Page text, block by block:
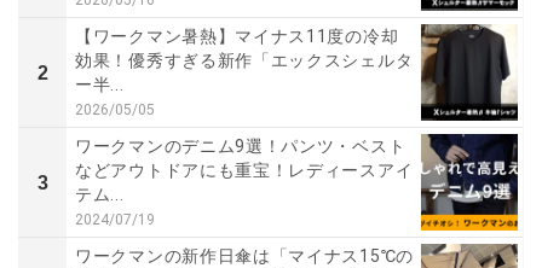
2
【ワークマン暑熱】マイナス11度の冷却
効果！優秀すぎる新作「エックスシェルタ
ー半...
2026/05/05
3
ワークマンのデニム9選！パンツ・ベスト
などアウトドアにも重宝！レディースアイ
テム...
2024/07/19
ワークマンの新作日傘は「マイナス15℃の